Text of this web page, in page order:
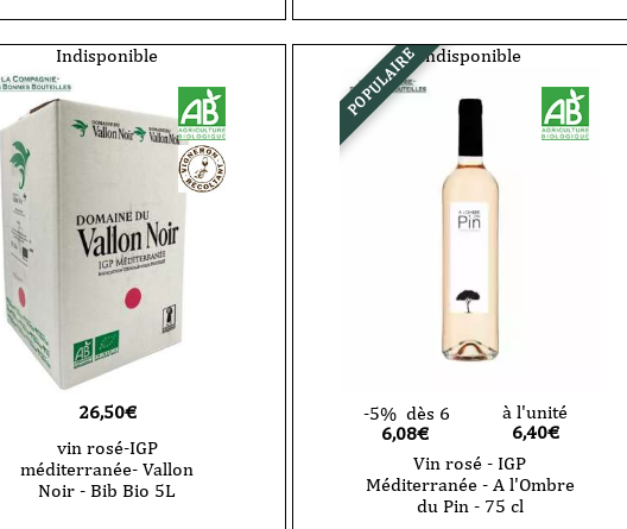
blanc
Simian
IGP
Méditérannée
-
Mon
P'tit
Camion
-
2025-
75
cl
blanc
-
Simian
-
Méditerrannée
Indisponible
26,50€
vin rosé-IGP
méditerranée- Vallon
Noir - Bib Bio 5L
POPULAIRE Indisponible
-5% dès 6
6,08€
à l'unité
6,40€
Vin rosé - IGP
Méditerranée - A l'Ombre
du Pin - 75 cl